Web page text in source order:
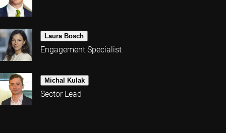
Laura Bosch
Engagement Specialist
Michal Kulak
Sector Lead